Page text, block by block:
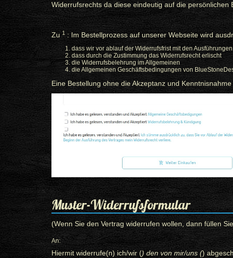
Widerrufsrechts da diese eindeutig auf die persönlichen
Zu 1 : Im Bestellprozess auf unserer Webseite wird
dass wir vor ablauf der Widerrufsfrist mit den
dass durch die Zustimmung das Widerrufsrecht erlischt
die Widerrufsbelehrung im Allgemeinen
die Allgemeinen Geschäftsbedingungen von
Eine Bestellung ohne die Akzeptanz und Kenntnisnahme
Muster-Widerrufsformular
(Wenn Sie den Vertrag widerrufen wollen, dann füllen
An:
Hiermit widerrufe(n) ich/wir () den von mir/uns ()